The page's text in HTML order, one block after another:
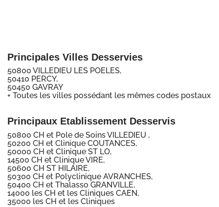
Principales Villes Desservies
50800 VILLEDIEU LES POELES,
50410 PERCY,
50450 GAVRAY
+ Toutes les villes possédant les mêmes codes postaux
Principaux Etablissement Desservis
50800 CH et Pole de Soins VILLEDIEU ,
50200 CH et Clinique COUTANCES,
50000 CH et Clinique ST LO,
14500 CH et Clinique VIRE,
50600 CH ST HILAIRE,
50300 CH et Polyclinique AVRANCHES,
50400 CH et Thalasso GRANVILLE,
14000 les CH et les Cliniques CAEN,
35000 les CH et les Cliniques